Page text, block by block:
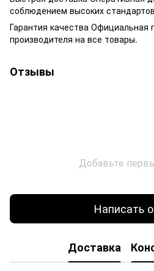
соблюдением высоких
Гарантия качества Официальная
производителя на все товары.
Отзывы
Добавьте
Написать
Доставка